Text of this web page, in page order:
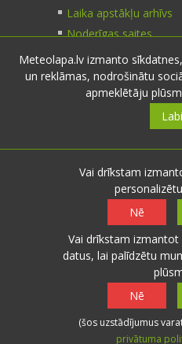
Laika apstākļu arhīvs
Noderīgas saites
Kontakti
nosūti
Seko mums
© 2026 meteolapa.lv. v2
Raksti·
laika apstākļi· Sazināties
Meteolapa.lv izmanto
un reklāmas, nodrošinātu
apmeklētāju
Labi
Vai drīkstam
Nē
Vai drīkstam
datus, lai palīdzētu
Nē
(šos uzstādījumus
privātuma